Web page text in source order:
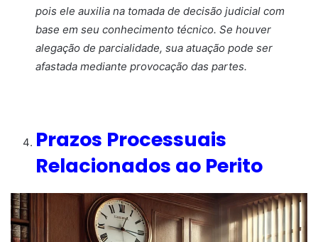
pois ele auxilia na tomada de decisão judicial com
base em seu conhecimento técnico. Se houver
alegação de parcialidade, sua atuação pode ser
afastada mediante provocação das partes.
Prazos Processuais
Relacionados ao Perito